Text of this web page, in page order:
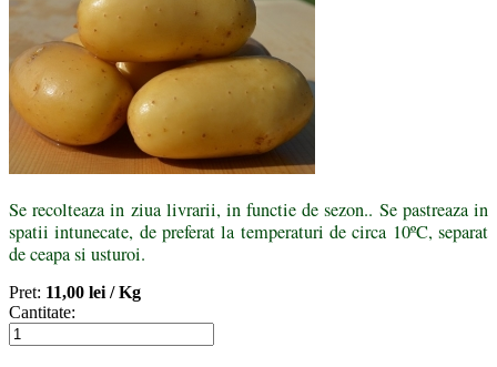
Se recolteaza in ziua livrarii, in functie de sezon.. Se pastreaza in
spatii intunecate, de preferat la temperaturi de circa 10ºC, separat
de ceapa si usturoi.
Pret: 11,00 lei /Kg
Cantitate: